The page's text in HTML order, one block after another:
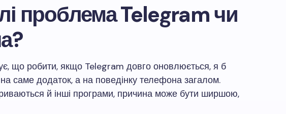
проблема Telegram чи
що робити, якщо Telegram довго оновлюється, я б
саме додаток, а на поведінку телефона загалом.
й інші програми, причина може бути ширшою,